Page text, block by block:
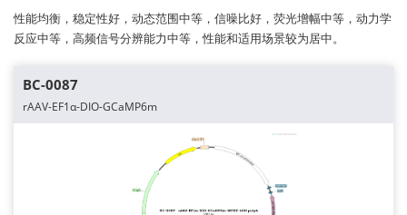
性能均衡，稳定性好，动态范围中等，信噪比好，荧光增幅中等，动力学
反应中等，高频信号分辨能力中等，性能和适用场景较为居中。
BC-0087
rAAV-EF1α-DIO-GCaMP6m